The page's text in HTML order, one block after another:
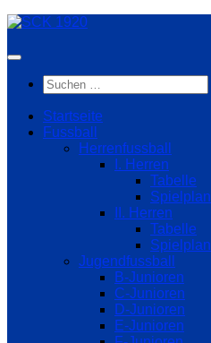
Zum
springen
Suchen
nach:
Startseite
Fussball
Herrenfussball
I. Herren
Tabelle
Spielplan
II. Herren
Tabelle
Spielplan
Jugendfussball
B-Junioren
C-Junioren
D-Junioren
E-Junioren